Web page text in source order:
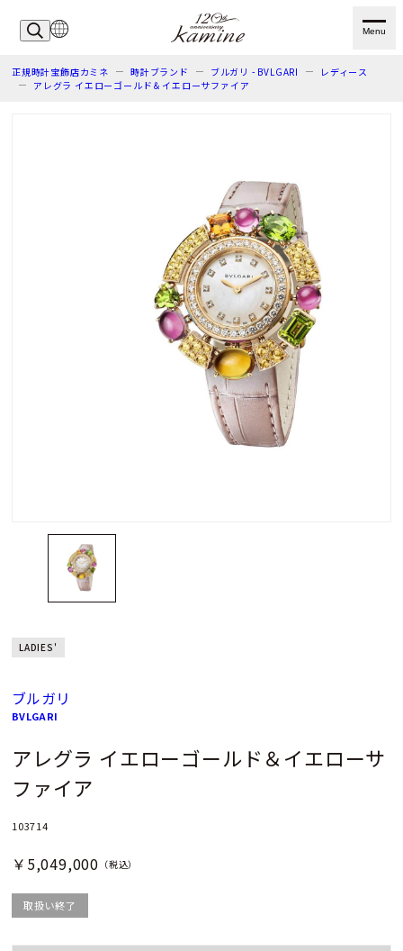
Menu
正規時計宝飾店カミネ 時計ブランド ブルガリ - BVLGARI
レディース
アレグラ イエローゴールド＆イエローサファイア
LADIES'
ブルガリ
BVLGARI
アレグラ イエローゴールド＆イエローサ
ファイア
103714
￥5,049,000 （税込）
取扱い終了